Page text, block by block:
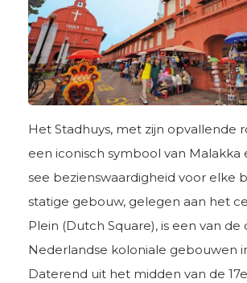
Het Stadhuys, met zijn opvallende
een iconisch symbool van Malakka
see bezienswaardigheid voor elke
statige gebouw, gelegen aan het
Plein (Dutch Square), is een van de
Nederlandse koloniale gebouwen
Daterend uit het midden van de